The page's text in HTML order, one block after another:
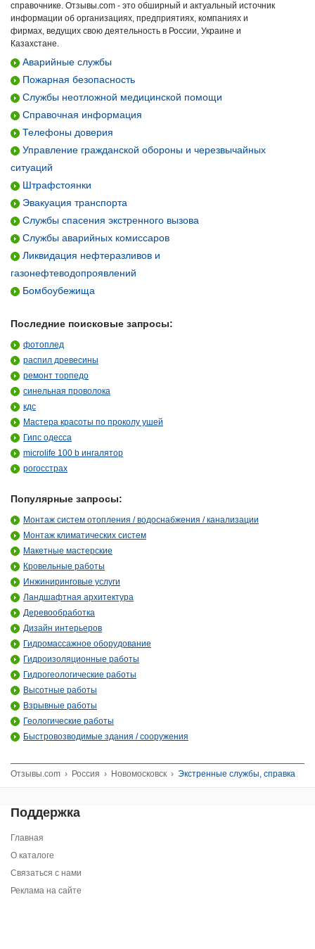
справочнике. Отзывы.com - это обширный и актуальный источник
информации об организациях, предприятиях, компаниях и
фирмах, ведущих свою деятельность в России, Украине и
Казахстане.
Аварийные службы
Пожарная безопасность
Службы неотложной медицинской помощи
Справочная информация
Телефоны доверия
Управление гражданской обороны и черезвычайных
ситуаций
Штрафстоянки
Эвакуация транспорта
Службы спасения экстренного вызова
Службы аварийных комиссаров
Ликвидация нефтеразливов и
газонефтеводопроявлений
Бомбоубежища
Последние поисковые запросы:
фотоплед
распил древесины
ремонт торпедо
синельная проволока
кдс
Мастера красоты по проколу ушей
Гипс одесса
microlife 100 b ингалятор
рогосстрах
Популярные запросы:
Монтаж систем отопления / водоснабжения / канализации
Монтаж климатических систем
Макетные мастерские
Кровельные работы
Инжиниринговые услуги
Ландшафтная архитектура
Деревообработка
Дизайн интерьеров
Гидромассажное оборудование
Гидроизоляционные работы
Гидрогеологические работы
Высотные работы
Взрывные работы
Геологические работы
Быстровозводимые здания / сооружения
Отзывы.com › Россия › Новомосковск › Экстренные службы, справка
Поддержка
Главная
О каталоге
Связаться с нами
Реклама на сайте